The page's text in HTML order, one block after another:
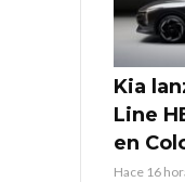
Kia
Line
en
Hace 16